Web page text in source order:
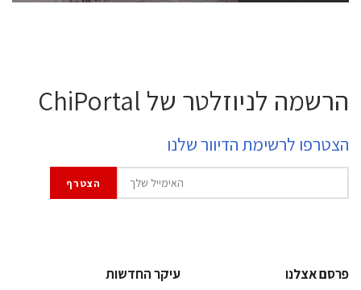
הרשמה לניוזלטר של ChiPortal
הצטרפו לרשימת הדיוור שלנו
פרסם אצלנו
עיקר החדשות